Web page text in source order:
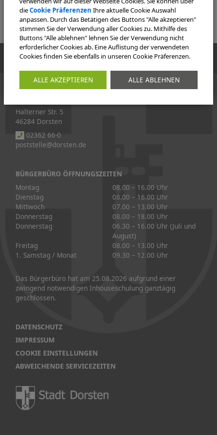
KONTAKT
Stadt Dorsten
Halterner Str. 5
46284 Dorsten
02362 66-0
poststelle@dorsten.de
BÜRGERBÜRO ÖFFNUNGSZEITEN
Montag
08.00 – 16.00 Uhr
Dienstag
08.00 – 16.00 Uhr
Mittwoch
07.00 – 13.00 Uhr
Donnerstag
08.00 – 18.00 Uhr
Donnerstag
06.30 – 16.00 Uhr (Juli und
August)
Freitag
08.00 – 13.00 Uhr
1. Samstag / Monat
09.30 – 12.00 Uhr
Das Bürgerbüro hat am 25.08.2026 aufgrund einer
zwingend notwendigen Inhouseschulung ganztägig
geschlossen.
DATENSCHUTZ
IMPRESSUM
COOKIE EINSTELLUNGEN
ABWEICHENDE SERVICEZEITEN
dieCookie Präferenzen Ihre aktuelle Cookie Auswahl
anpassen. Durch das Betätigen des Buttons "Alle akzeptieren"
stimmen Sie der Verwendung aller Cookies zu. Mithilfe des
Buttons "Alle ablehnen" lehnen Sie der Verwendung nicht
erforderlicher Cookies ab. Eine Auflistung der verwendeten
Cookies finden Sie ebenfalls in unseren Cookie Präferenzen.
ALLE AKZEPTIEREN ALLE ABLEHNEN